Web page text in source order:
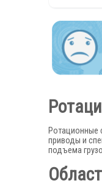
Ротационные
приводы и
подъема